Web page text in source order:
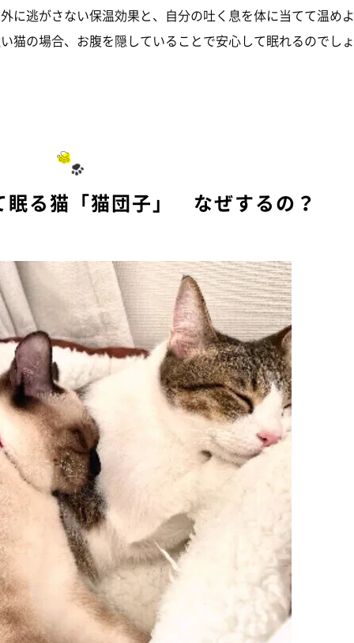
に逃がさない保温効果と、自分の吐く息を体に当てて温めよ
猫の場合、お腹を隠していることで安心して眠れるのでしょ
眠る猫「猫団子」 なぜするの？